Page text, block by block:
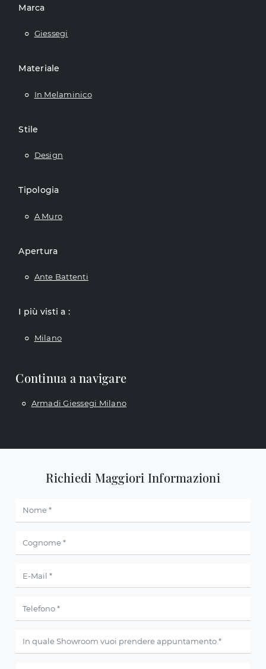
Marca
Giessegi
Materiale
In Melaminico
Stile
Design
Tipologia
A Muro
Apertura
Ante Battenti
I più visti a :
Milano
Continua a navigare
Armadi Giessegi Milano
Richiedi Maggiori Informazioni